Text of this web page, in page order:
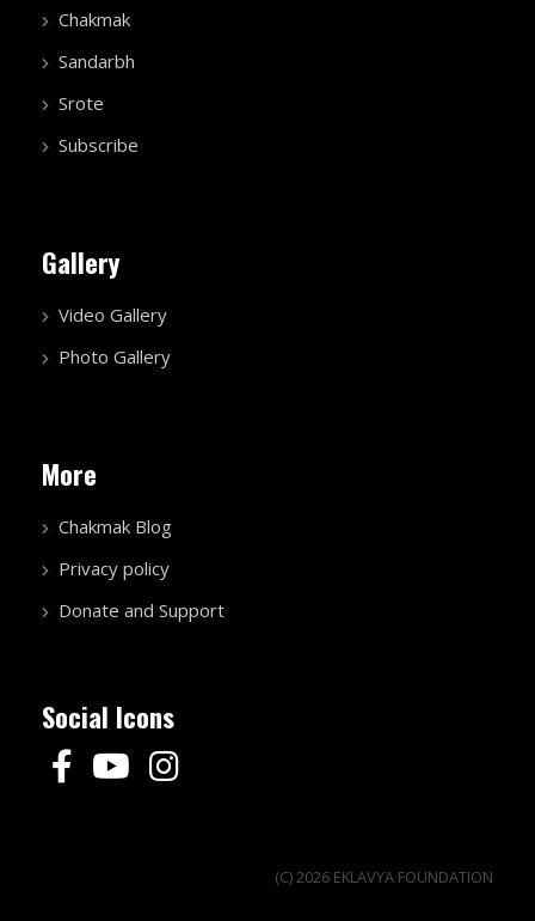
Chakmak
Sandarbh
Srote
Subscribe
Gallery
Video Gallery
Photo Gallery
More
Chakmak Blog
Privacy policy
Donate and Support
Social Icons
(C) 2026 EKLAVYA FOUNDATION